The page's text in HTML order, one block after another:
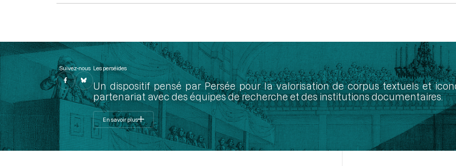
Suivez-nous Les perséides
Un dispositif pensé par Persée pour la valorisation de corpus textuels et
partenariat avec des équipes de recherche et des institutions documentaires.
En savoir plus